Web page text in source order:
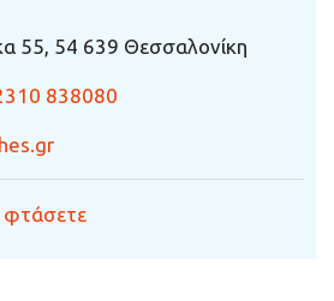
55, 54 639 Θεσσαλονίκη
838080